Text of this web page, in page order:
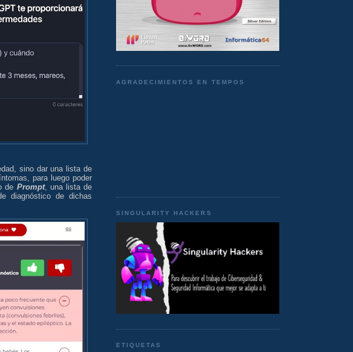
sino dar una lista de
para luego poder
de Prompt, una lista de
diagnóstico de dichas
AGRADECIMIENTOS EN TEMPOS
SINGULARITY HACKERS
ETIQUETAS